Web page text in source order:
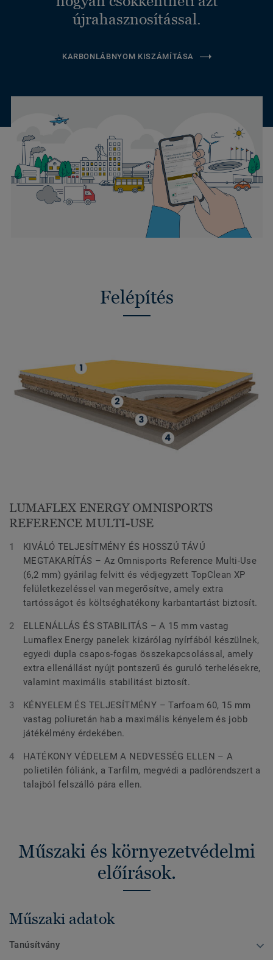
újrahasznosítással.
KARBONLÁBNYOM KISZÁMÍTÁSA
Felépítés
LUMAFLEX ENERGY OMNISPORTS
REFERENCE MULTI-USE
KIVÁLÓ TELJESÍTMÉNY ÉS HOSSZÚ TÁVÚ
MEGTAKARÍTÁS – Az Omnisports Reference Multi-Use
(6,2 mm) gyárilag felvitt és védjegyzett TopClean XP
felületkezeléssel van megerősítve, amely extra
tartósságot és költséghatékony karbantartást biztosít.
ELLENÁLLÁS ÉS STABILITÁS – A 15 mm vastag
Lumaflex Energy panelek kizárólag nyírfából készülnek,
egyedi dupla csapos-fogas összekapcsolással, amely
extra ellenállást nyújt pontszerű és guruló terhelésekre,
valamint maximális stabilitást biztosít.
KÉNYELEM ÉS TELJESÍTMÉNY – Tarfoam 60, 15 mm
vastag poliuretán hab a maximális kényelem és jobb
játékélmény érdekében.
HATÉKONY VÉDELEM A NEDVESSÉG ELLEN – A
polietilén fóliánk, a Tarfilm, megvédi a padlórendszert a
talajból felszálló pára ellen.
Műszaki és környezetvédelmi
előírások.
Műszaki adatok
Tanúsítvány